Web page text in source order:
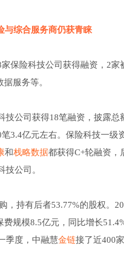
与综合服务商仍获青睐
保险科技公司获得融资，2
服务等。
技公司获得18笔融资，披露
3.4亿元左右。保险科技一
和栈略数据都获得C+轮融资，
技公司。
，持有后者53.77%的股权。
规模8.5亿元，同比增长
季度，中融慧金链接了近400